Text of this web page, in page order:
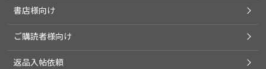
書店様向け
ご購読者様向け
返品入帖依頼